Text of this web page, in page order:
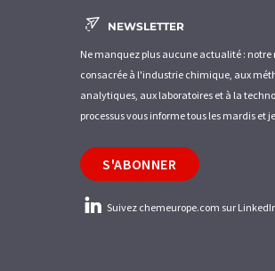
NEWSLETTER
Ne manquez plus aucune actualité : notre
consacrée à l'industrie chimique, aux
analytiques, aux laboratoires et à la
processus vous informe tous les mardis et
S'ABONNER
Suivez chemeurope.com sur